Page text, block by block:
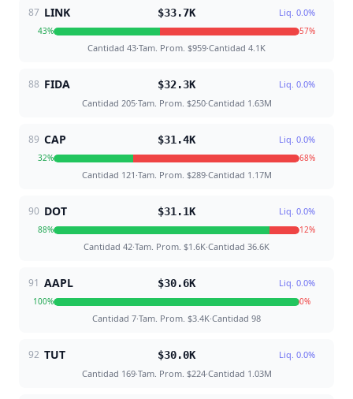
87 LINK $33.7K Liq. 0.0%
43% 57%
Cantidad 43·Tam. Prom. $959·Cantidad 4.1K
88 FIDA $32.3K Liq. 0.0%
Cantidad 205·Tam. Prom. $250·Cantidad 1.63M
89 CAP $31.4K Liq. 0.0%
32% 68%
Cantidad 121 ·Tam. Prom. $289·Cantidad 1.17M
90 DOT $31.1K Liq. 0.0%
88% 12%
Cantidad 42·Tam. Prom. $1.6K·Cantidad 36.6K
91 AAPL $30.6K Liq. 0.0%
100% 0%
Cantidad 7·Tam. Prom. $3.4K·Cantidad 98
92 TUT $30.0K Liq. 0.0%
Cantidad 169·Tam. Prom. $224·Cantidad 1.03M